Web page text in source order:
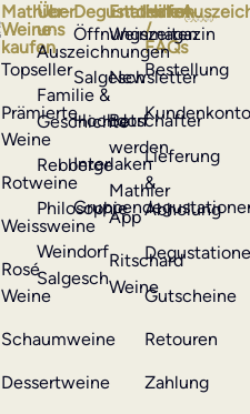
Mathier-
Weine
kaufen
Topseller
Prämierte
Weine
Rotweine
Weissweine
Rosé
Weine
Schaumweine
Dessertweine
Hilfe
/
FAQs
Bestellung
Lieferung
&
Abholung
Gutscheine
Retouren
Zahlung
Entdecken
Weinmagazin
Newsletter
Botschafter
werden
Mathier
App
Ritschard
Weine
Degustationen
Öffnungszeiten
Salgesch
Hochdorf
Interlaken
Über
uns
Auszeichnungen
Familie &
Geschichte
Rebberge
Philosophie
Weindorf
Salgesch